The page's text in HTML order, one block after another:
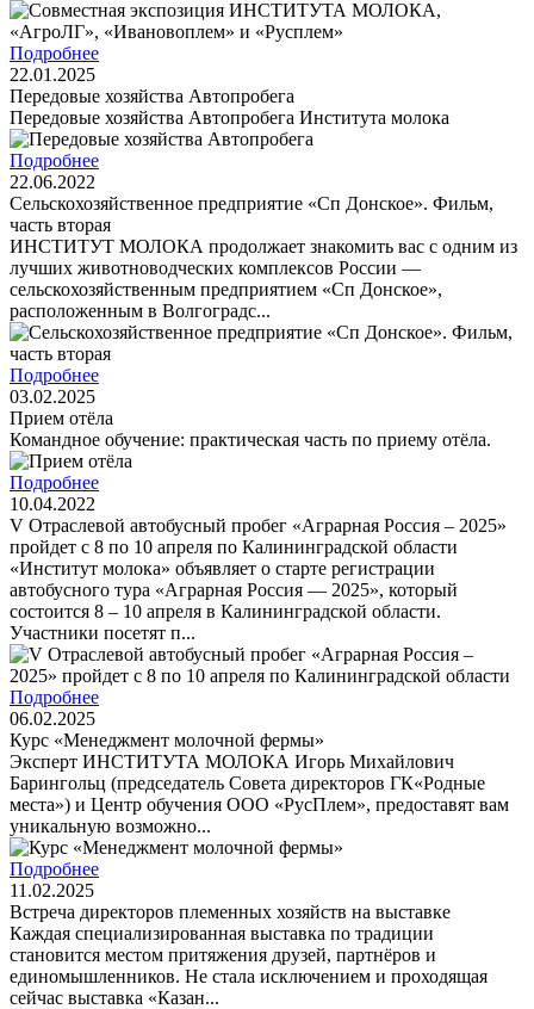
Подробнее
22.01.2025
Передовые хозяйства Автопробега
Передовые хозяйства Автопробега Института молока
Подробнее
22.06.2022
Сельскохозяйственное предприятие «Сп Донское». Фильм,
часть вторая
ИНСТИТУТ МОЛОКА продолжает знакомить вас с одним из
лучших животноводческих комплексов России —
сельскохозяйственным предприятием «Сп Донское»,
расположенным в Волгоградс...
Подробнее
03.02.2025
Прием отёла
Командное обучение: практическая часть по приему отёла.
Подробнее
10.04.2022
V Отраслевой автобусный пробег «Аграрная Россия – 2025»
пройдет с 8 по 10 апреля по Калининградской области
«Институт молока» объявляет о старте регистрации
автобусного тура «Аграрная Россия — 2025», который
состоится 8 – 10 апреля в Калининградской области.
Участники посетят п...
Подробнее
06.02.2025
Курс «Менеджмент молочной фермы»
Эксперт ИНСТИТУТА МОЛОКА Игорь Михайлович
Барингольц (председатель Совета директоров ГК«Родные
места») и Центр обучения ООО «РусПлем», предоставят вам
уникальную возможно...
Подробнее
11.02.2025
Встреча директоров племенных хозяйств на выставке
Каждая специализированная выставка по традиции
становится местом притяжения друзей, партнёров и
единомышленников. Не стала исключением и проходящая
сейчас выставка «Казан...